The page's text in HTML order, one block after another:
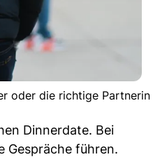
oder die richtige Partnerin
Dinnerdate. Bei
Gespräche führen.